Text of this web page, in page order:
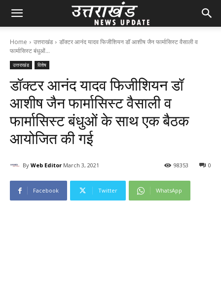
Home उत्तराखंड
डॉक्टर आनंद यादव फिजीशियन डॉ आशीष जैन फार्मासिस्ट वैसाली व
फार्मासिस्ट बंधुओं...
उत्तराखंड विशेष
डॉक्टर आनंद यादव फिजीशियन डॉ
आशीष जैन फार्मासिस्ट वैसाली व
फार्मासिस्ट बंधुओं के साथ एक बैठक
आयोजित की गई
By Web Editor March 3, 2021 0
98353
Facebook Twitter WhatsApp